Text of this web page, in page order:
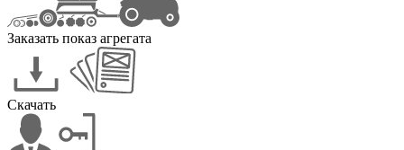
Заказать показ агрегата
Скачать